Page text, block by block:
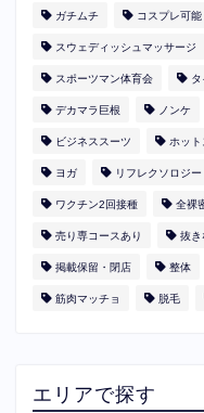
ガチムチ コスプレ可能
スウェディッシュマッサージ
スポーツマン体育会
デカマラ巨根 ノンケ
ビジネススーツ ホット
ヨガ リフレクソロジー
ワクチン2回接種 全裸
売り専コースあり 抜き
掲載保留・閉店 整体
筋肉マッチョ 脱毛
エリアで探す